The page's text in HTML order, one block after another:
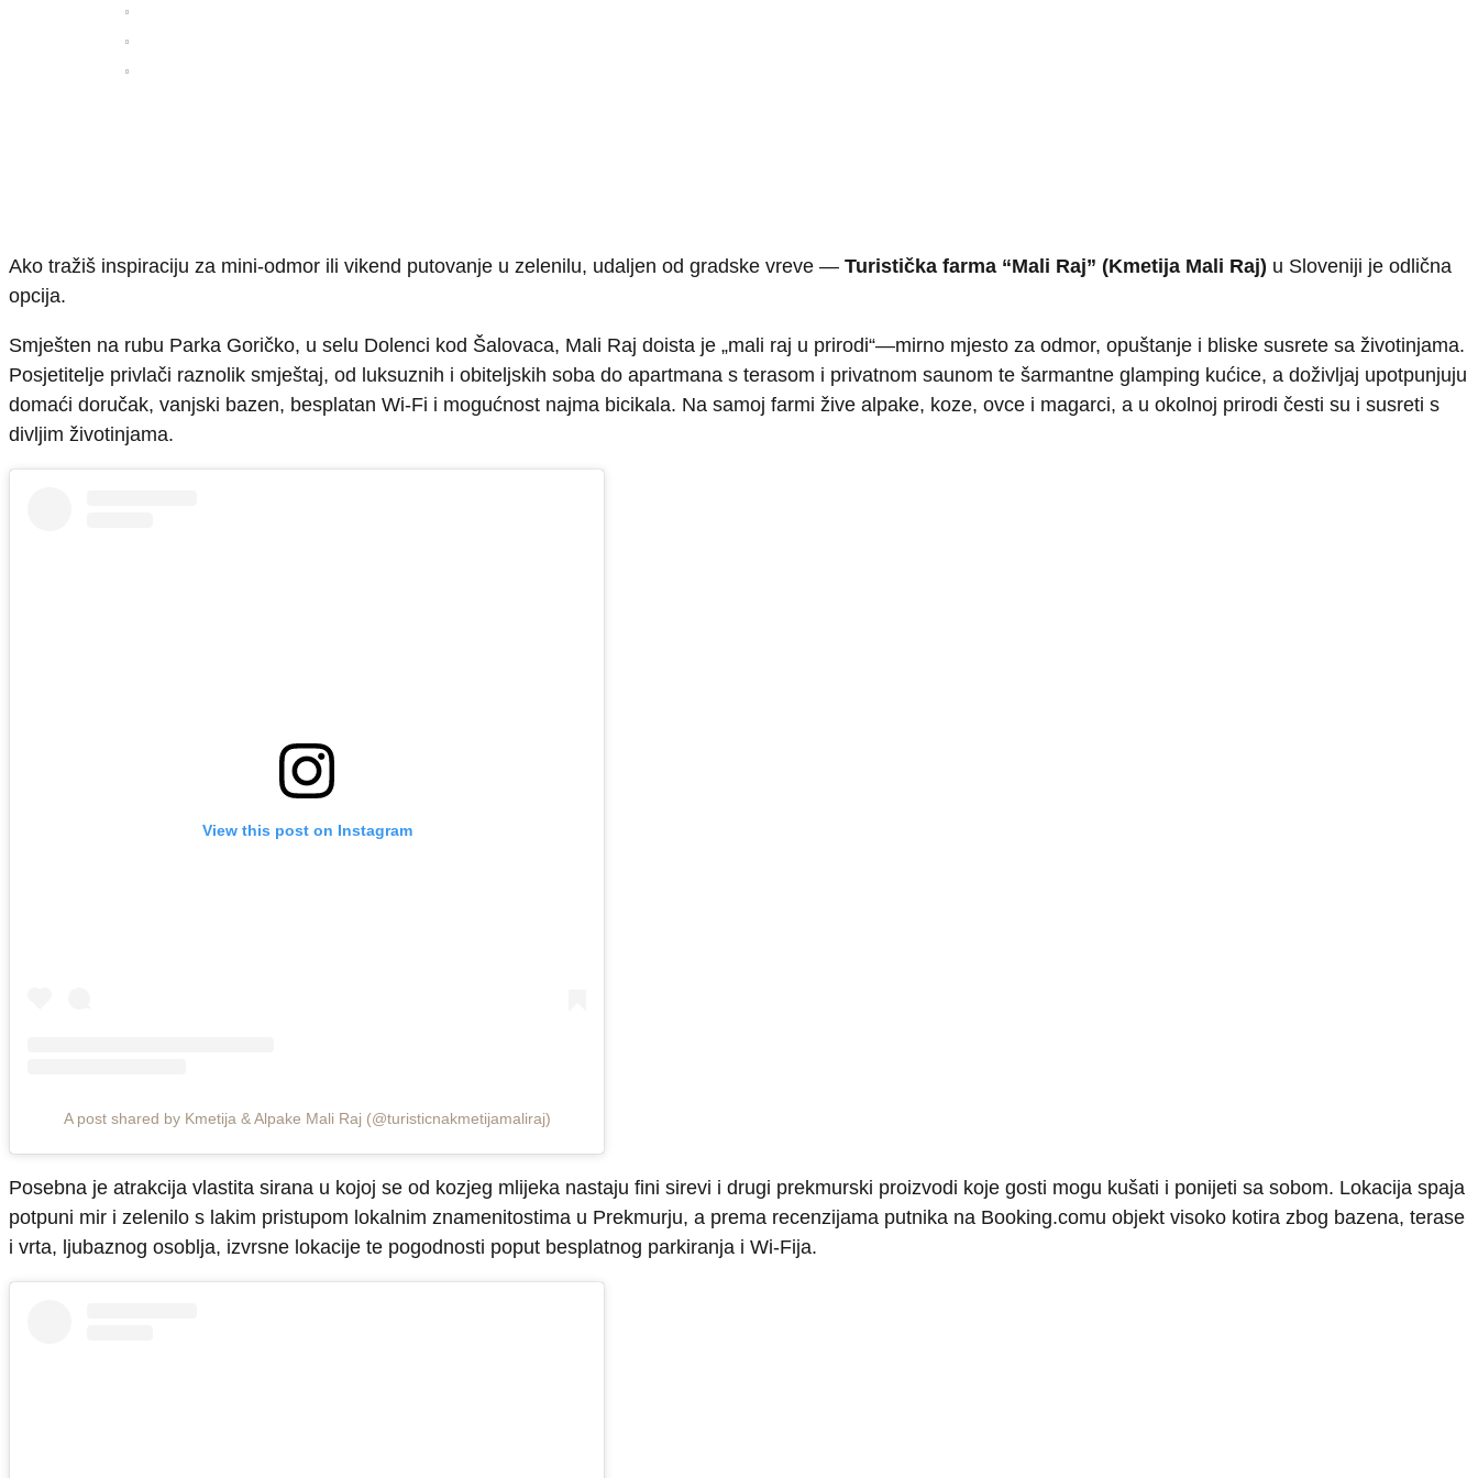
Ako tražiš inspiraciju za mini-odmor ili vikend putovanje u zelenilu, udaljen od gradske vreve — Turistička farma “Mali Raj” (Kmetija Mali Raj) u Sloveniji je odlična
opcija.
Smješten na rubu Parka Goričko, u selu Dolenci kod Šalovaca, Mali Raj doista je „mali raj u prirodi“—mirno mjesto za odmor, opuštanje i bliske susrete sa životinjama.
Posjetitelje privlači raznolik smještaj, od luksuznih i obiteljskih soba do apartmana s terasom i privatnom saunom te šarmantne glamping kućice, a doživljaj upotpunjuju
domaći doručak, vanjski bazen, besplatan Wi-Fi i mogućnost najma bicikala. Na samoj farmi žive alpake, koze, ovce i magarci, a u okolnoj prirodi česti su i susreti s
divljim životinjama.
View this post on Instagram
A post shared by Kmetija & Alpake Mali Raj (@turisticnakmetijamaliraj)
Posebna je atrakcija vlastita sirana u kojoj se od kozjeg mlijeka nastaju fini sirevi i drugi prekmurski proizvodi koje gosti mogu kušati i ponijeti sa sobom. Lokacija spaja
potpuni mir i zelenilo s lakim pristupom lokalnim znamenitostima u Prekmurju, a prema recenzijama putnika na Booking.comu objekt visoko kotira zbog bazena, terase
i vrta, ljubaznog osoblja, izvrsne lokacije te pogodnosti poput besplatnog parkiranja i Wi-Fija.